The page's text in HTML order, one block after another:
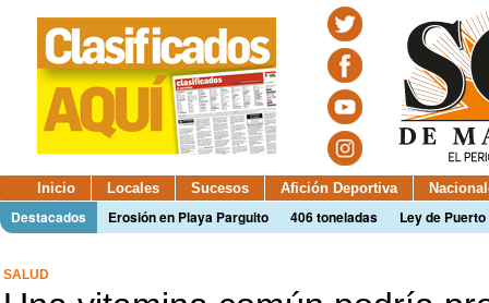
Inicio Locales Sucesos Afición Deportiva
Destacados Erosión en Playa Parguito 406 toneladas Ley de
SALUD